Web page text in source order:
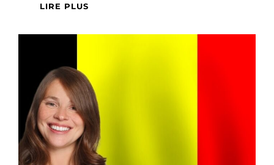
LIRE PLUS
POUR
ACCOMPAGNER
VOS
PLATS
?
GUIDE
D’ACCORDS